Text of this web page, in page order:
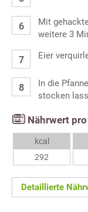
Mit
weitere 3
Eier
In die
stocken
Nährwert
kcal
292
Detaillierte